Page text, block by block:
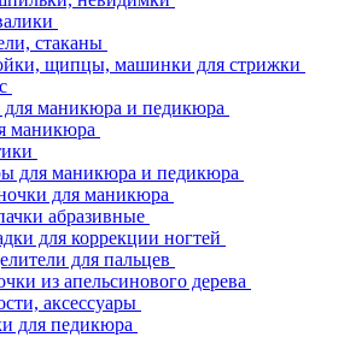
стаканы
щипцы, машинки для стрижки
маникюра и педикюра
маникюра
для маникюра и педикюра
для маникюра
абразивные
для коррекции ногтей
для пальцев
из апельсинового дерева
аксессуары
для педикюра